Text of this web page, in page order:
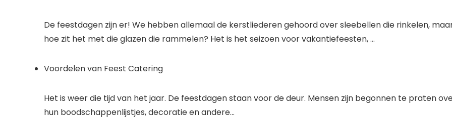
De feestdagen zijn er! We hebben allemaal de kerstliederen gehoord over sleebellen die rinkelen,
hoe zit het met die glazen die rammelen? Het is het seizoen voor vakantiefeesten, …
Voordelen van Feest Catering
Het is weer die tijd van het jaar. De feestdagen staan ​​voor de deur. Mensen zijn begonnen te praten
hun boodschappenlijstjes, decoratie en andere…